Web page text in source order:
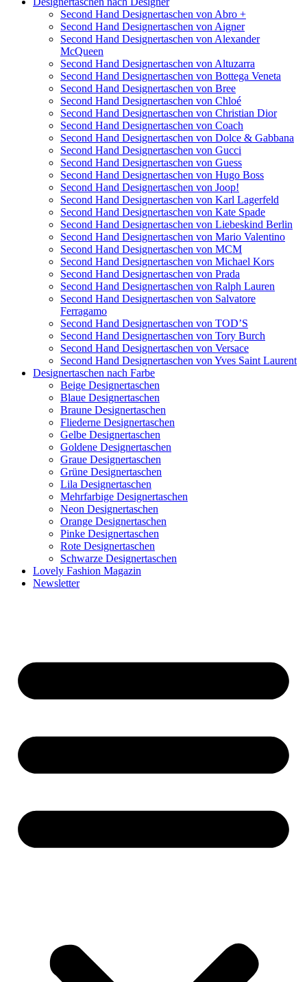
Second Hand Designertaschen von Abro +
Second Hand Designertaschen von Aigner
Second Hand Designertaschen von Alexander
McQueen
Second Hand Designertaschen von Altuzarra
Second Hand Designertaschen von Bottega Veneta
Second Hand Designertaschen von Bree
Second Hand Designertaschen von Chloé
Second Hand Designertaschen von Christian Dior
Second Hand Designertaschen von Coach
Second Hand Designertaschen von Dolce & Gabbana
Second Hand Designertaschen von Gucci
Second Hand Designertaschen von Guess
Second Hand Designertaschen von Hugo Boss
Second Hand Designertaschen von Joop!
Second Hand Designertaschen von Karl Lagerfeld
Second Hand Designertaschen von Kate Spade
Second Hand Designertaschen von Liebeskind Berlin
Second Hand Designertaschen von Mario Valentino
Second Hand Designertaschen von MCM
Second Hand Designertaschen von Michael Kors
Second Hand Designertaschen von Prada
Second Hand Designertaschen von Ralph Lauren
Second Hand Designertaschen von Salvatore
Ferragamo
Second Hand Designertaschen von TOD’S
Second Hand Designertaschen von Tory Burch
Second Hand Designertaschen von Versace
Second Hand Designertaschen von Yves Saint Laurent
Designertaschen nach Farbe
Beige Designertaschen
Blaue Designertaschen
Braune Designertaschen
Fliederne Designertaschen
Gelbe Designertaschen
Goldene Designertaschen
Graue Designertaschen
Grüne Designertaschen
Lila Designertaschen
Mehrfarbige Designertaschen
Neon Designertaschen
Orange Designertaschen
Pinke Designertaschen
Rote Designertaschen
Schwarze Designertaschen
Lovely Fashion Magazin
Newsletter